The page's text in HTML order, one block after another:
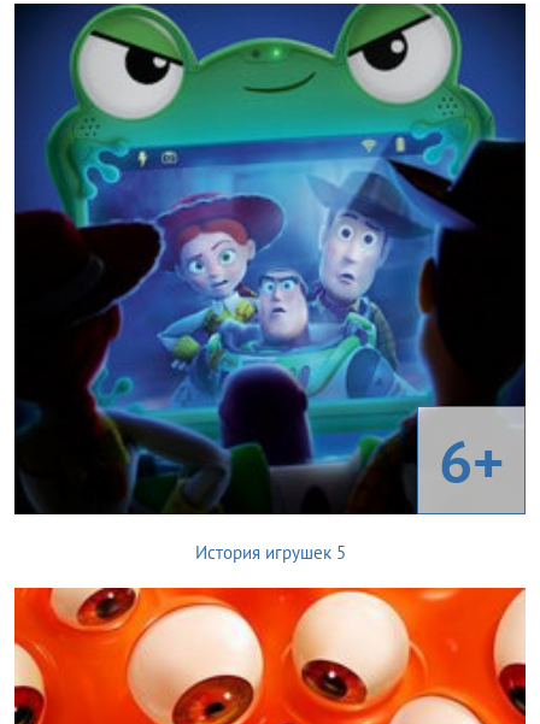
6+
История игрушек 5